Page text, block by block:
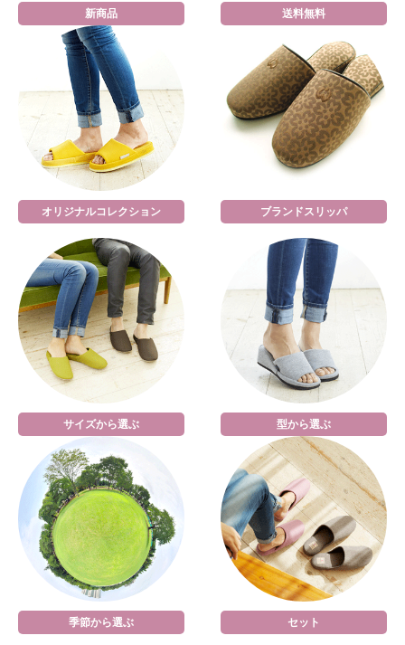
新商品 送料無料
オリジナルコレクション ブランドスリッパ
サイズから選ぶ 型から選ぶ
季節から選ぶ セット